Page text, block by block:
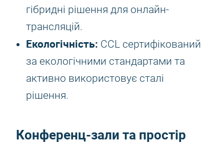
гібридні рішення для онлайн-
трансляцій.
Екологічність: CCL сертифікований
за екологічними стандартами та
активно використовує сталі
рішення.
Конференц-зали та простір